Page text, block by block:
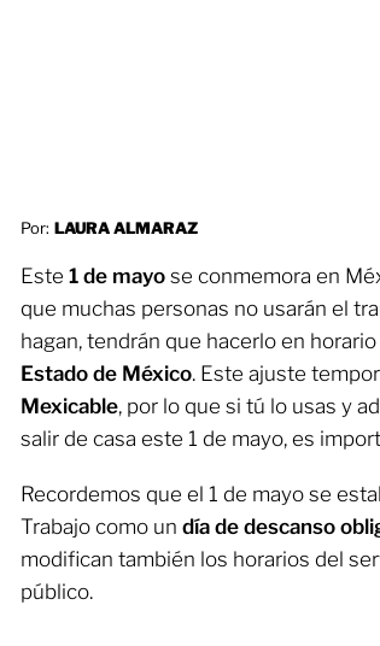
Por: LAURA ALMARAZ
Este 1 de mayo se conmemora en
que muchas personas no usarán el
hagan, tendrán que hacerlo en
Estado de México. Este ajuste
Mexicable, por lo que si tú lo usas y
salir de casa este 1 de mayo, es
Recordemos que el 1 de mayo se
Trabajo como un día de descanso
modifican también los horarios del
público.